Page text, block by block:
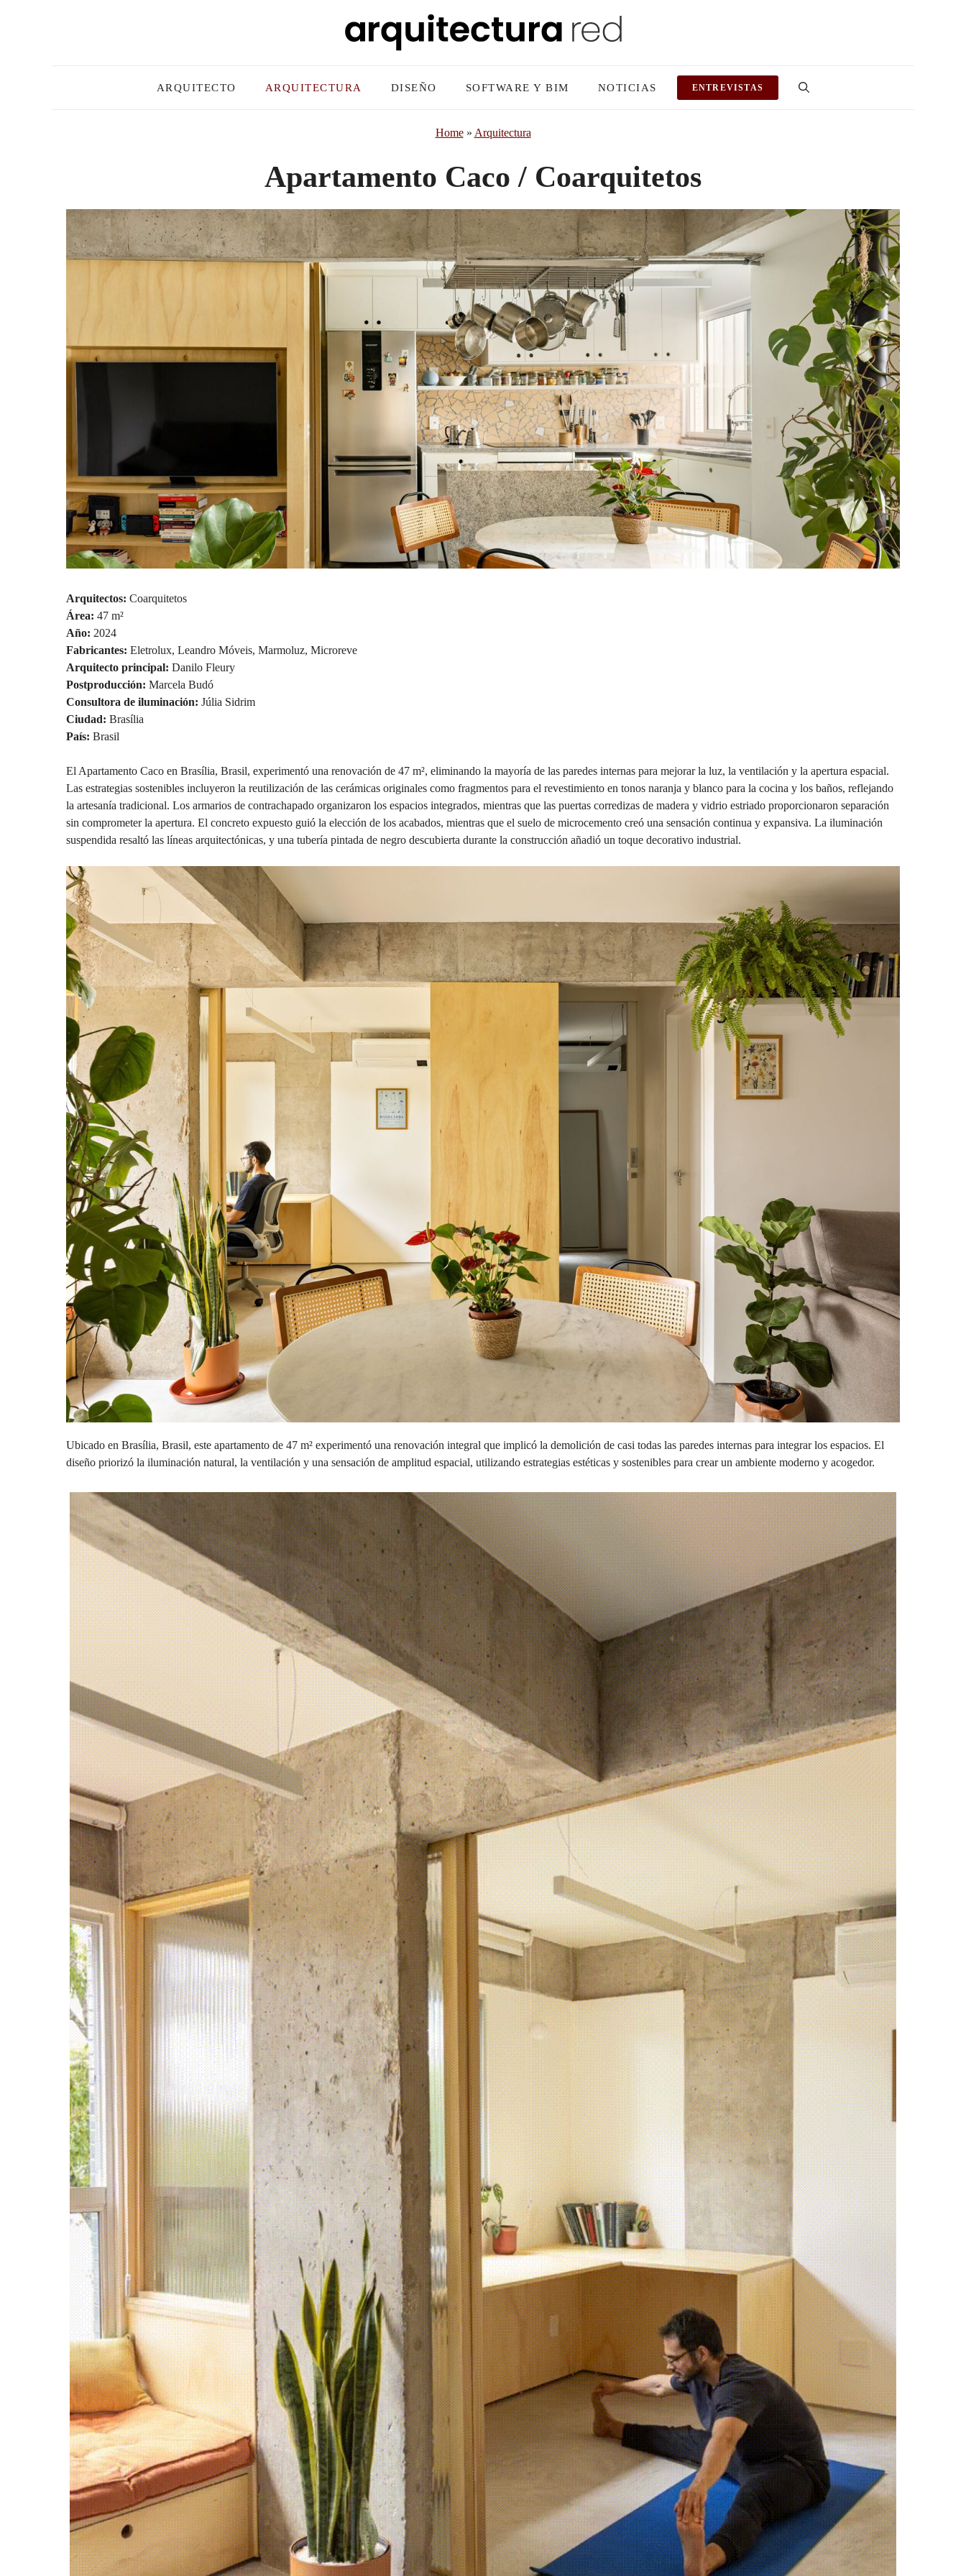
ARQUITECTO ARQUITECTURA DISEÑO SOFTWARE Y BIM NOTICIAS ENTREVISTAS
Home» Arquitectura
Apartamento Caco / Coarquitetos
Arquitectos: Coarquitetos
Área: 47 m²
Año: 2024
Fabricantes: Eletrolux, Leandro Móveis, Marmoluz, Microreve
Arquitecto principal: Danilo Fleury
Postproducción: Marcela Budó
Consultora de iluminación: Júlia Sidrim
Ciudad: Brasília
País: Brasil
El Apartamento Caco en Brasília, Brasil, experimentó una renovación de 47 m², eliminando la mayoría de las paredes internas para mejorar la luz, la ventilación y la apertura espacial.
Las estrategias sostenibles incluyeron la reutilización de las cerámicas originales como fragmentos para el revestimiento en tonos naranja y blanco para la cocina y los baños, reflejando
la artesanía tradicional. Los armarios de contrachapado organizaron los espacios integrados, mientras que las puertas corredizas de madera y vidrio estriado proporcionaron separación
sin comprometer la apertura. El concreto expuesto guió la elección de los acabados, mientras que el suelo de microcemento creó una sensación continua y expansiva. La iluminación
suspendida resaltó las líneas arquitectónicas, y una tubería pintada de negro descubierta durante la construcción añadió un toque decorativo industrial.
Ubicado en Brasília, Brasil, este apartamento de 47 m² experimentó una renovación integral que implicó la demolición de casi todas las paredes internas para integrar los espacios. El
diseño priorizó la iluminación natural, la ventilación y una sensación de amplitud espacial, utilizando estrategias estéticas y sostenibles para crear un ambiente moderno y acogedor.